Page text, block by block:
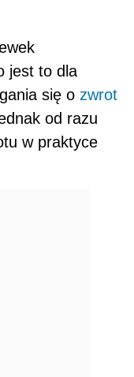
jest to dla
się o zwrot
od razu
w praktyce